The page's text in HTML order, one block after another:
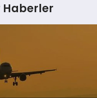
Haberler